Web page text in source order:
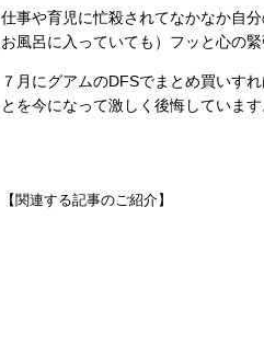
仕事や育児に忙殺されてなかなか自
お風呂に入っていても）フッと心の
７月にグアムのDFSでまとめ買いす
とを今になって激しく後悔しています
【関連する記事のご紹介】